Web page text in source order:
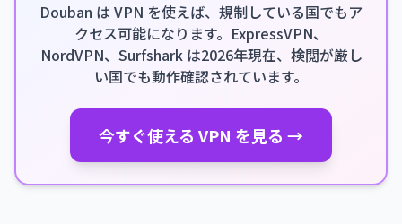
Douban は VPN を使えば、規制している国でもア
クセス可能になります。ExpressVPN、
NordVPN、Surfshark は2026年現在、検閲が厳し
い国でも動作確認されています。
今すぐ使える VPN を見る →